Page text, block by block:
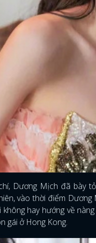
Dương Mịch đã bày
vào thời điểm
hay hướng về
gái ở Hong Kong.